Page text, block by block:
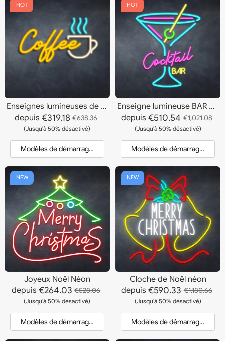
HOT
Enseignes lumineuses de tasses à café
depuis €319.18 €638.36
(Jusqu'à 50% désactivé)
Modèles de démarrage et devis
HOT
Enseigne lumineuse BAR À Cocktails
depuis€510.54 €1,021.08
(Jusqu'à 50% désactivé)
Modèles de démarrage et
NEW
Joyeux Noël Néon
depuis €264.03 €528.06
(Jusqu'à 50% désactivé)
Modèles de démarrage et devis
NEW
Cloche de Noël néon
depuis€590.33 €1,180.66
(Jusqu'à 50% désactivé)
Modèles de démarrage et